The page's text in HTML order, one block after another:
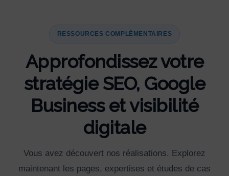
RESSOURCES COMPLÉMENTAIRES
Approfondissez votre
stratégie SEO, Google
Business et visibilité
digitale
Vous avez découvert nos réalisations. Explorez
maintenant les pages, expertises et études de cas